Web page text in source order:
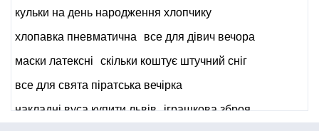
кульки на день народження хлопчику
хлопавка пневматична
все для дівич вечора
маски латексні
скільки коштує штучний сніг
все для свята піратська вечірка
накладні вуса купити львів іграшкова зброя